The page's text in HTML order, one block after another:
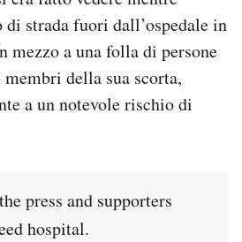
strada fuori dall’ospedale in
mezzo a una folla di persone
della sua scorta,
a un notevole rischio di
press and supporters
hospital.